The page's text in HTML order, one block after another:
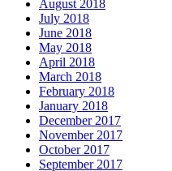
August 2018
July 2018
June 2018
May 2018
April 2018
March 2018
February 2018
January 2018
December 2017
November 2017
October 2017
September 2017